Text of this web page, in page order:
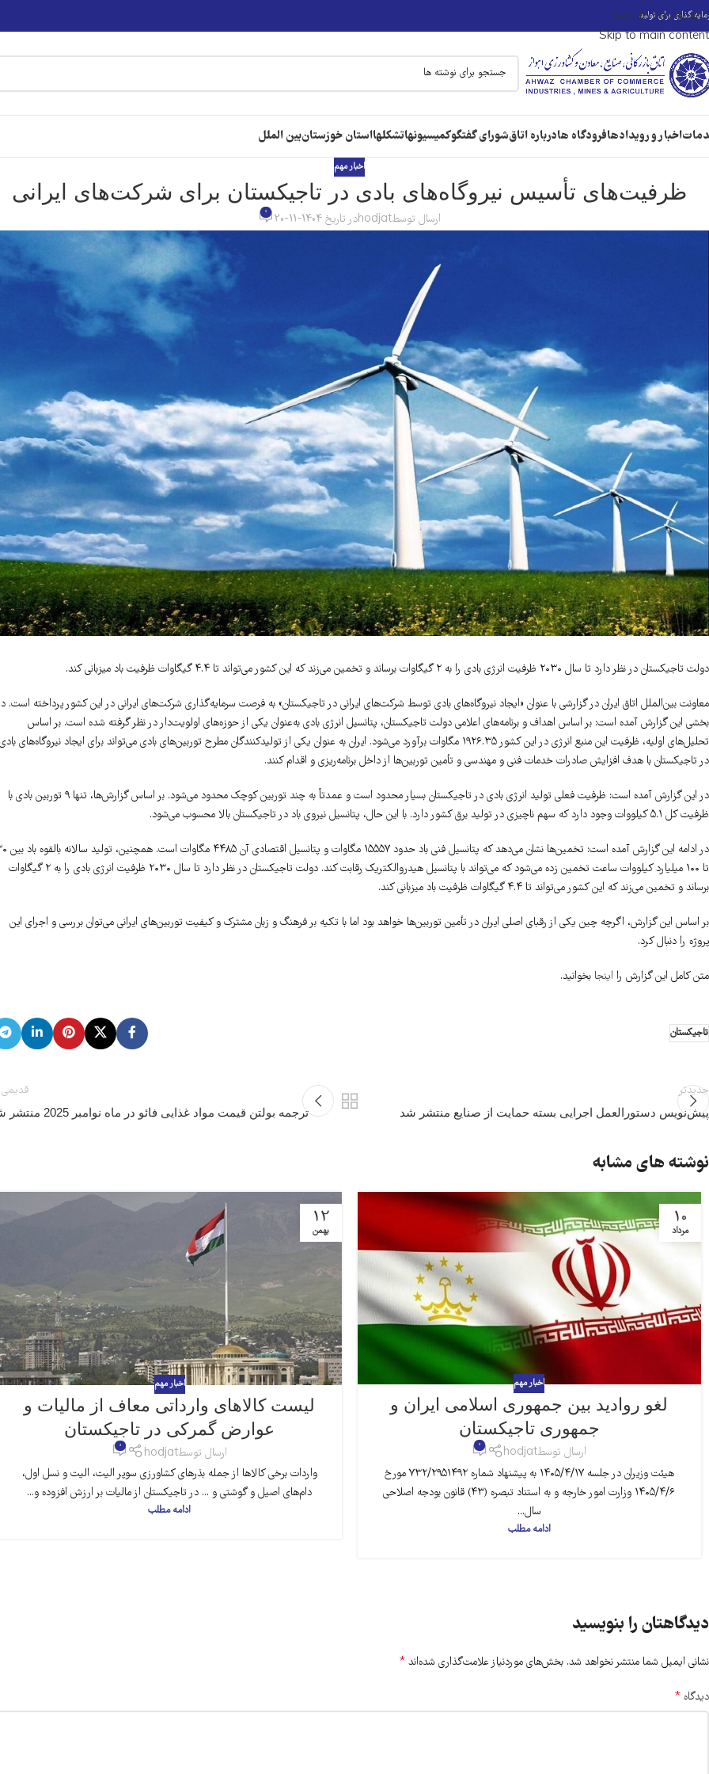
Skip to navigation
Skip to main content
گذاری برای تولید
اخبار و رویدادهافرودگاه هادرباره اتاقشورای گفتگوکمیسیونهاتشکلهااستان خوزستانبین الملل
اخبار مهم
ظرفیت‌های تأسیس نیروگاه‌های بادی در تاجیکستان برای شرکت‌های ایرانی
ارسال توسطhodjatدر تاریخ 1404-11-20 0
دولت تاجیکستان در نظر دارد تا سال ۲۰۳۰ ظرفیت انرژی بادی را به ۲ گیگاوات برساند و تخمین می‌زند که این کشور می‌تواند تا ۴.۴ گیگاوات ظرفیت باد میزبانی کند.
معاونت بین‌الملل اتاق ایران در گزارشی با عنوان «ایجاد نیروگاه‌های بادی توسط شرکت‌های ایرانی در تاجیکستان» به فرصت سرمایه‌گذاری شرکت‌های ایرانی در این کشور پرداخته است.
بخشی این گزارش آمده است: بر اساس اهداف و برنامه‌های اعلامی دولت تاجیکستان، پتانسیل انرژی بادی به‌عنوان یکی از حوزه‌های اولویت‌دار در نظر گرفته شده است. بر اساس
تحلیل‌های اولیه، ظرفیت این منبع انرژی در این کشور ۱۹۲۶.۳۵ مگاوات برآورد می‌شود. ایران به عنوان یکی از تولیدکنندگان مطرح توربین‌های بادی می‌تواند برای ایجاد نیروگاه‌های بادی
در تاجیکستان با هدف افزایش صادرات خدمات فنی و مهندسی و تأمین توربین‌ها از داخل برنامه‌ریزی و اقدام کنند.
در این گزارش آمده است: ظرفیت فعلی تولید انرژی بادی در تاجیکستان بسیار محدود است و عمدتاً به چند توربین کوچک محدود می‌شود. بر اساس گزارش‌ها، تنها ۹ توربین بادی با
ظرفیت کل ۵.۱ کیلووات وجود دارد که سهم ناچیزی در تولید برق کشور دارد. با این حال، پتانسیل نیروی باد در تاجیکستان بالا محسوب می‌شود.
در ادامه این گزارش آمده است: تخمین‌ها نشان می‌دهد که
تا ۱۰۰ میلیارد کیلووات ساعت تخمین زده می‌شود که می‌تواند با پتانسیل هیدروالکتریک رقابت کند. دولت تاجیکستان در نظر دارد تا سال ۲۰۳۰ ظرفیت انرژی بادی را به ۲ گیگاوات
برساند و تخمین می‌زند که این کشور می‌تواند تا ۴.۴ گیگاوات ظرفیت باد میزبانی کند.
بر اساس این گزارش، اگرچه چین یکی از رقبای اصلی ایران در تأمین توربین‌ها خواهد بود اما با تکیه بر فرهنگ و زبان مشترک و کیفیت توربین‌های ایرانی می‌توان بررسی و اجرای این
پروژه را دنبال کرد.
متن کامل این گزارش را اینجا بخوانید.
تاجیکستان
جدیدتر
پیش‌نویس دستورالعمل اجرایی بسته حمایت از صنایع منتشر شد ترجمه بولتن قیمت مواد غذایی فائو در ماه نوامبر 2025 منتشر شد
نوشته های مشابه
10
مرداد
اخبار مهم
لغو روادید بین جمهوری اسلامی ایران و
جمهوری تاجیکستان
ارسال توسطhodjat
0
هیئت وزیران در جلسه ۱۴۰۵/۴/۱۷ به پیشنهاد شماره ۷۳۲/۲۹۵۱۴۹۲ مورخ
۱۴۰۵/۴/۶ وزارت امور خارجه و به استناد تبصره (۴۳) قانون بودجه اصلاحی
سال...
ادامه مطلب
12
بهمن
اخبار مهم
لیست کالاهای وارداتی معاف از مالیات و
عوارض گمرکی در تاجیکستان
ارسال توسطhodjat
0
واردات برخی کالاها از جمله بذرهای کشاورزی سوپر الیت، الیت و نسل اول،
دام‌های اصیل و گوشتی و ... در تاجیکستان از مالیات بر ارزش افزوده و...
ادامه مطلب
دیدگاهتان را بنویسید
نشانی ایمیل شما منتشر نخواهد شد. بخش‌های موردنیاز علامت‌گذاری شده‌اند *
دیدگاه *